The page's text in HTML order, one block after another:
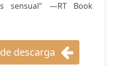
sensual" —RT Book
descarga